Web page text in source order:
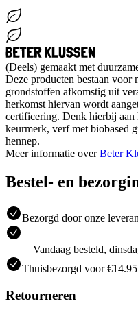
(Deels) gemaakt met
Deze producten bestaan
grondstoffen afkomstig uit
herkomst hiervan wordt
certificering. Denk hierbij
keurmerk, verf met biobased
hennep.
Meer informatie overBeter
Bestel- en
Bezorgd door onze
Vandaag besteld,
Thuisbezorgd voor
Retourneren